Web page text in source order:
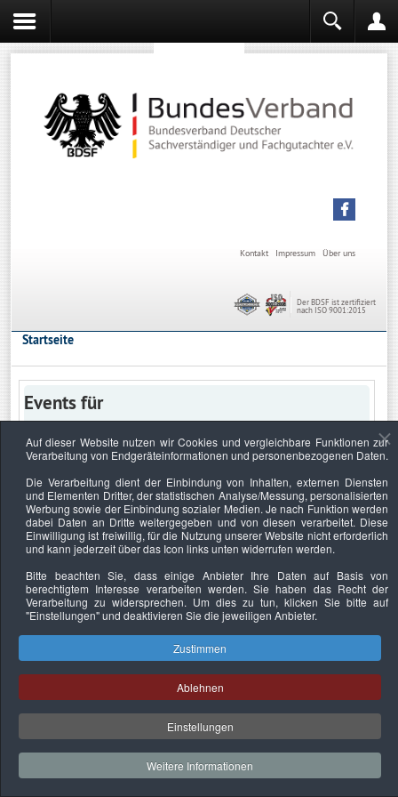
Über uns
Impressum
Kontakt
Der BDSF ist zertifiziert
nach ISO 9001:2015
Startseite
Events für
Keine Termine
Datenschutzerklärung Urheberrechtsnachweise Nachhaltigkeit
Copyright © 2026. Bundesverband Deutscher
Sachverständiger und Fachgutachter e.V..
Auf dieser Website nutzen wir Cookies und vergleichbare Funktionen zur
Verarbeitung von Endgeräteinformationen und personenbezogenen Daten.
Die Verarbeitung dient der Einbindung von Inhalten, externen Diensten
und Elementen Dritter, der statistischen Analyse/Messung, personalisierten
Werbung sowie der Einbindung sozialer Medien. Je nach Funktion werden
dabei Daten an Dritte weitergegeben und von diesen verarbeitet. Diese
Einwilligung ist freiwillig, für die Nutzung unserer Website nicht erforderlich
und kann jederzeit über das Icon links unten widerrufen werden.
Bitte beachten Sie, dass einige Anbieter Ihre Daten auf Basis von
berechtigtem Interesse verarbeiten werden. Sie haben das Recht der
Verarbeitung zu widersprechen. Um dies zu tun, klicken Sie bitte auf
"Einstellungen"und deaktivieren Sie die jeweiligen Anbieter.
Zustimmen
Ablehnen
Einstellungen
Weitere Informationen